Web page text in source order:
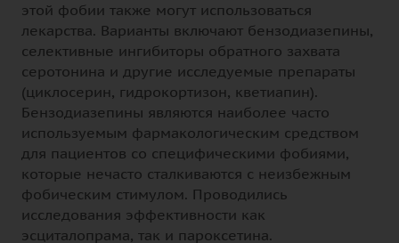
этой фобии также могут использоваться
лекарства. Варианты включают бензодиазепины,
селективные ингибиторы обратного захвата
серотонина и другие исследуемые препараты
(циклосерин, гидрокортизон, кветиапин).
Бензодиазепины являются наиболее часто
используемым фармакологическим средством
для пациентов со специфическими фобиями,
которые нечасто сталкиваются с неизбежным
фобическим стимулом. Проводились
исследования эффективности как
эсциталопрама, так и пароксетина.